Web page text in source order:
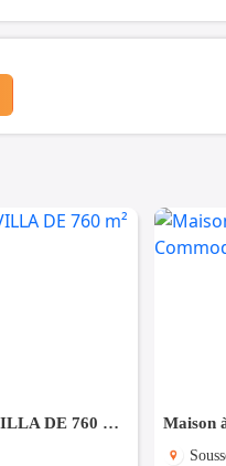
À VENDRE SUPERBE VILLA DE 760 m² À KHZEMA OUEST